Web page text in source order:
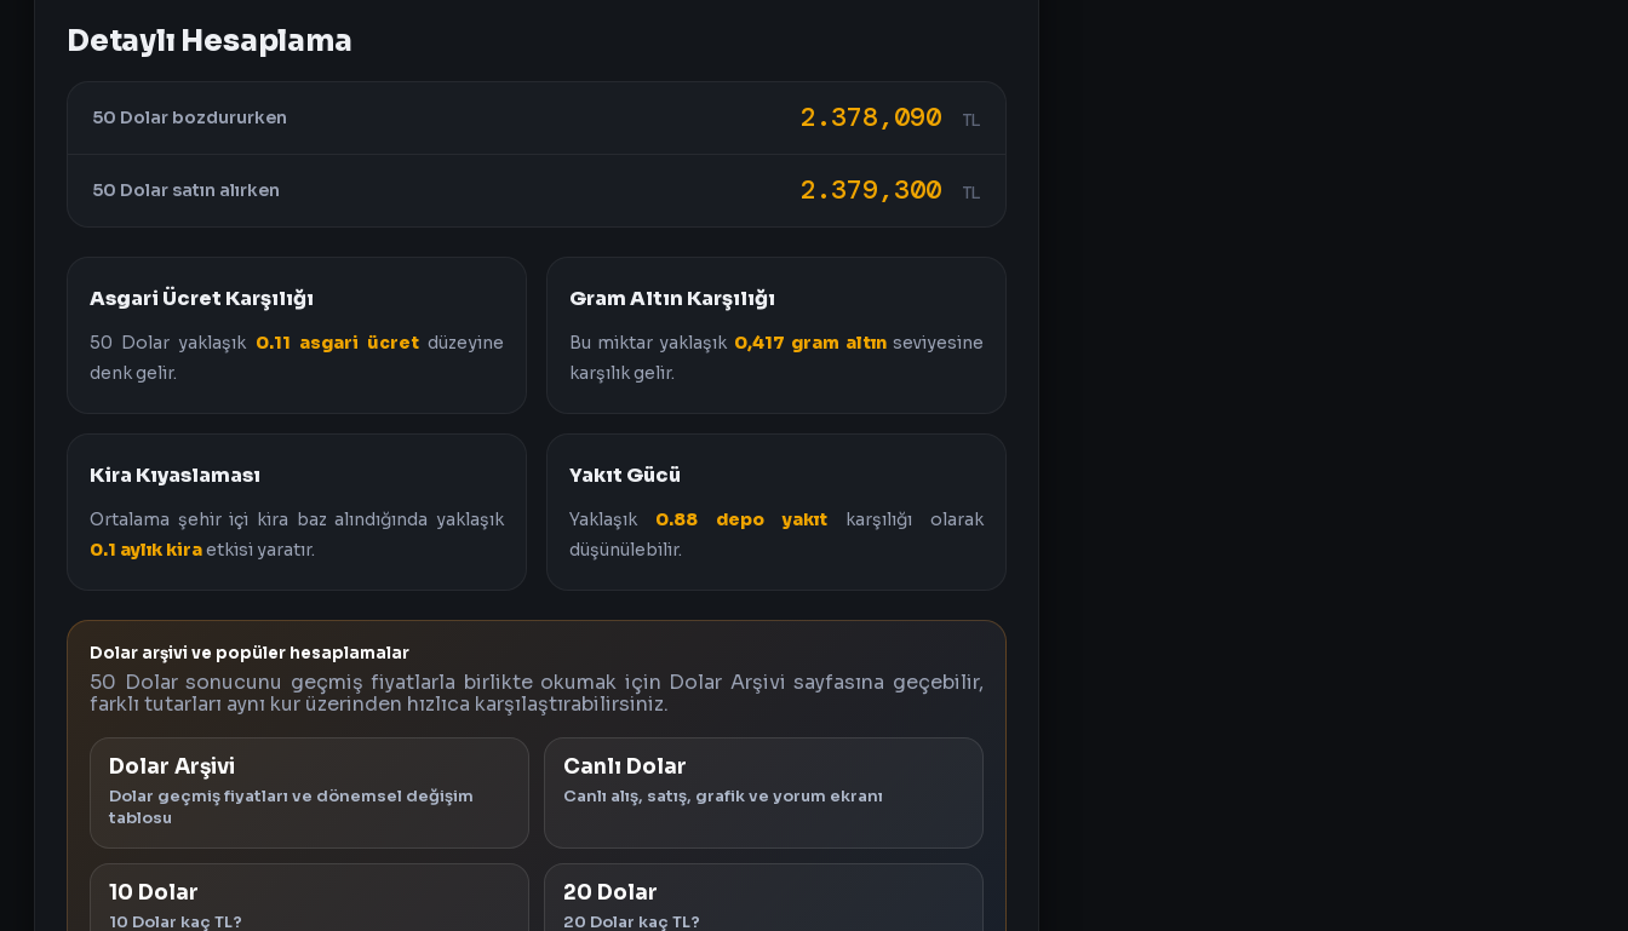
Detaylı Hesaplama
50 Dolar bozdururken 2.378,090 TL
50 Dolar satın alırken 2.379,300 TL
Asgari Ücret Karşılığı
50 Dolar yaklaşık 0.11 asgari ücretdüzeyine
denk gelir.
Gram Altın Karşılığı
Bu miktar yaklaşık 0,417 gram altınseviyesine
karşılık gelir.
Kira Kıyaslaması
Ortalama şehir içi kira baz alındığında yaklaşık
0.1 aylık kiraetkisi yaratır.
Yakıt Gücü
Yaklaşık 0.88 depo yakıt karşılığı olarak
düşünülebilir.
Dolar arşivi ve popüler hesaplamalar
50 Dolar sonucunu geçmiş fiyatlarla birlikte okumak için Dolar Arşivi sayfasına geçebilir,
farklı tutarları aynı kur üzerinden hızlıca karşılaştırabilirsiniz.
Dolar Arşivi
Dolar geçmiş fiyatları ve dönemsel değişim
tablosu
Canlı Dolar
Canlı alış, satış, grafik ve yorum ekranı
10 Dolar
10 Dolar kaç TL?
20 Dolar
20 Dolar kaç TL?